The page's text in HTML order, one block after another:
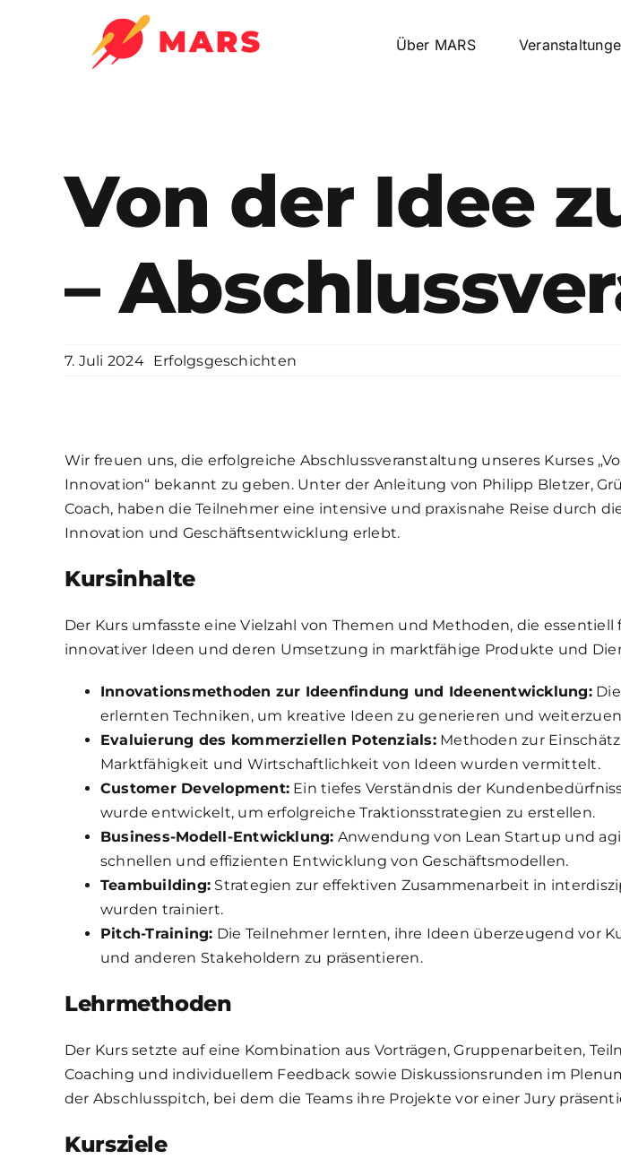
Über MARS
Von der Idee
–
7. Juli 2024 Erfolgsgeschichten
Wir freuen uns, die erfolgreiche Abschlussveranstaltung unseres Kurses
Innovation“ bekannt zu geben. Unter der Anleitung von Philipp Bletzer,
Coach, haben die Teilnehmer eine intensive und praxisnahe Reise durch
Innovation und Geschäftsentwicklung erlebt.
Kursinhalte
Der Kurs umfasste eine Vielzahl von Themen und Methoden, die
innovativer Ideen und deren Umsetzung in marktfähige Produkte und
Innovationsmethoden zur Ideenfindung und Ideenentwicklung:Die
erlernten Techniken, um kreative Ideen zu generieren und
Evaluierung des kommerziellen Potenzials:Methoden zur
Marktfähigkeit und Wirtschaftlichkeit von Ideen wurden vermittelt.
Customer Development: Ein tiefes Verständnis der
wurde entwickelt, um erfolgreiche Traktionsstrategien zu erstellen.
Business-Modell-Entwicklung: Anwendung von Lean Startup und
schnellen und effizienten Entwicklung von Geschäftsmodellen.
Teambuilding: Strategien zur effektiven Zusammenarbeit in
wurden trainiert.
Pitch-Training: Die Teilnehmer lernten, ihre Ideen überzeugend vor
und anderen Stakeholdern zu präsentieren.
Lehrmethoden
Der Kurs setzte auf eine Kombination aus Vorträgen, Gruppenarbeiten,
Coaching und individuellem Feedback sowie Diskussionsrunden im
der Abschlusspitch, bei dem die Teams ihre Projekte vor einer Jury
Kursziele